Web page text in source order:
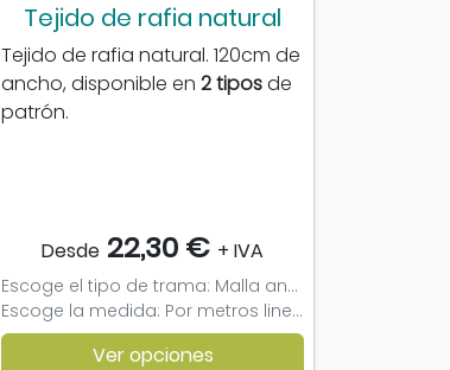
Tejido de rafia natural
Tejido de rafia natural. 120cm de
ancho, disponible en 2 tiposde
patrón.
Desde 22,30 € + IVA
Escoge el tipo de trama: Malla ancha, Malla estrecha
Escoge la medida: Por metros lineales, Rollo de 50 m/l, Muestra
Ver opciones